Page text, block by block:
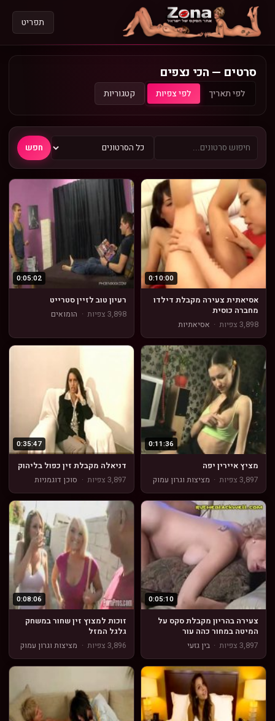
תפריט
סרטים — הכי נצפים
לפי תאריך לפי צפיות קטגוריות
חפש
0:10:00
אסיאתית צעירה מקבלת דילדו
מחברה כוסית
3,898 צפיות
· אסיאתיות
0:05:02
רעיון טוב לזיין סטרייט
3,898 צפיות
· הומואים
0:11:36
מציץ איירין יפה
3,897 צפיות
· מציצות וגרון עמוק
0:35:47
דניאלה מקבלת זין כפול בליהוק
3,897 צפיות
· סוכן דוגמניות
0:05:10
צעירה בהריון מקבלת סקס על
המיטה במחור כהה עור
3,897 צפיות
· בין גזעי
0:08:06
זוכות למצוץ זין שחור במשחק
גלגל המזל
3,896 צפיות
· מציצות וגרון עמוק